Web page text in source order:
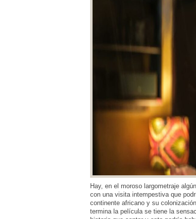
Hay, en el moroso largometraje
con una visita intempestiva que
continente africano y su
termina la película se tiene la